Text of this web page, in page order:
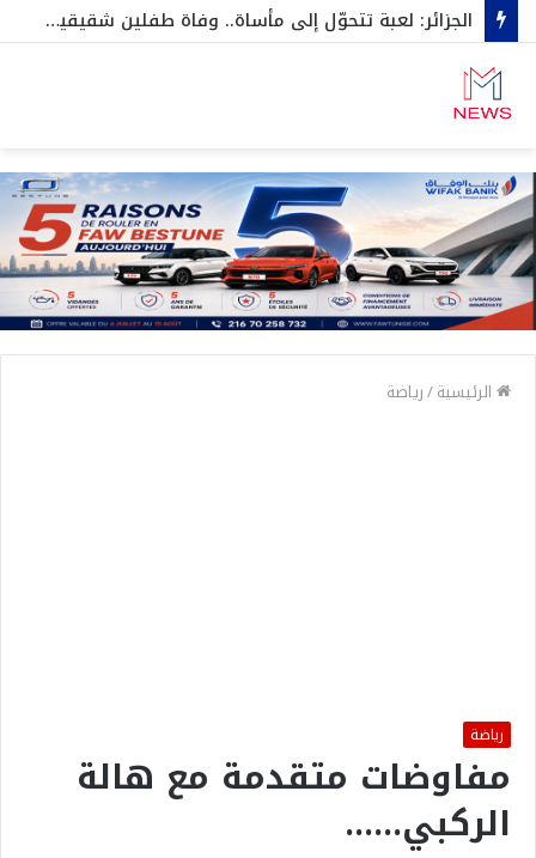
الجزائر: لعبة تتحوّل إلى مأساة.. وفاة طفلين شقيقين اختناقا داخل صندوق سيارة…وهكذا نجاح الثالث بأعجوبة
الرئيسية/رياضة
رياضة
مفاوضات متقدمة مع هالة
الركبي……